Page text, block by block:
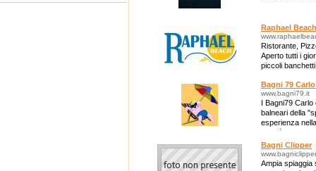
Raphael Beach
Ristorante,
Aperto tutti i
piccoli banchetti
Bagni 79
www.bagni79.it
I Bagni79 Carlo
balneari della
esperienza
qualità.
Bagni Clipper
Ampia spiaggia